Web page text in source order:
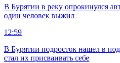
В Бурятии в реку опрокинулся
один человек выжил
12:59
В Бурятии подросток нашел в
стал их присваивать себе